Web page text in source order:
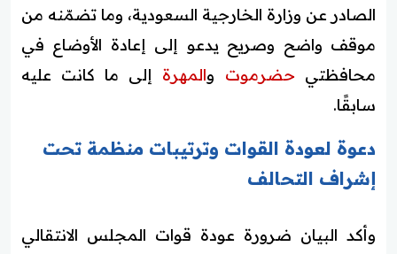
الصادر عن وزارة الخارجية السعودية، وما تضمّنه من
موقف واضح وصريح يدعو إلى إعادة الأوضاع في
محافظتي حضرموت والمهرة إلى ما كانت عليه
سابقًا.
دعوة لعودة القوات وترتيبات منظمة تحت
إشراف التحالف
وأكد البيان ضرورة عودة قوات المجلس الانتقالي